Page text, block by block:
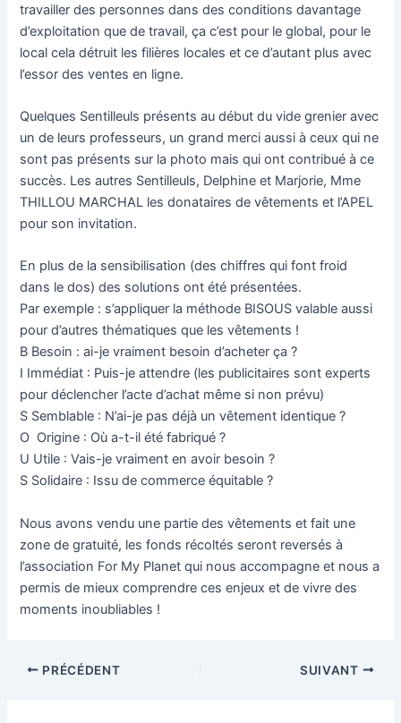
travailler des personnes dans des conditions davantage
d’exploitation que de travail, ça c’est pour le global, pour le
local cela détruit les filières locales et ce d’autant plus avec
l’essor des ventes en ligne.
Quelques Sentilleuls présents au début du vide grenier avec
un de leurs professeurs, un grand merci aussi à ceux qui ne
sont pas présents sur la photo mais qui ont contribué à ce
succès. Les autres Sentilleuls, Delphine et Marjorie, Mme
THILLOU MARCHAL les donataires de vêtements et l’APEL
pour son invitation.
En plus de la sensibilisation (des chiffres qui font froid
dans le dos) des solutions ont été présentées.
Par exemple : s’appliquer la méthode BISOUS valable aussi
pour d’autres thématiques que les vêtements !
B Besoin : ai-je vraiment besoin d’acheter ça ?
I Immédiat : Puis-je attendre (les publicitaires sont experts
pour déclencher l’acte d’achat même si non prévu)
S Semblable : N’ai-je pas déjà un vêtement identique ?
O Origine : Où a-t-il été fabriqué ?
U Utile : Vais-je vraiment en avoir besoin ?
S Solidaire : Issu de commerce équitable ?
Nous avons vendu une partie des vêtements et fait une
zone de gratuité, les fonds récoltés seront reversés à
l’association For My Planet qui nous accompagne et nous a
permis de mieux comprendre ces enjeux et de vivre des
moments inoubliables !
NavigationPRÉCÉDENT SUIVANT